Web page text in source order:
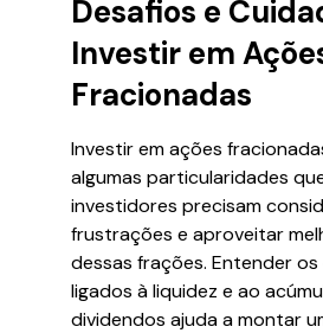
Desafios e
Investir em
Fracionadas
Investir em ações
algumas particularidades
investidores precisam
frustrações e aproveitar
dessas frações. Entender
ligados à liquidez e ao
dividendos ajuda a montar